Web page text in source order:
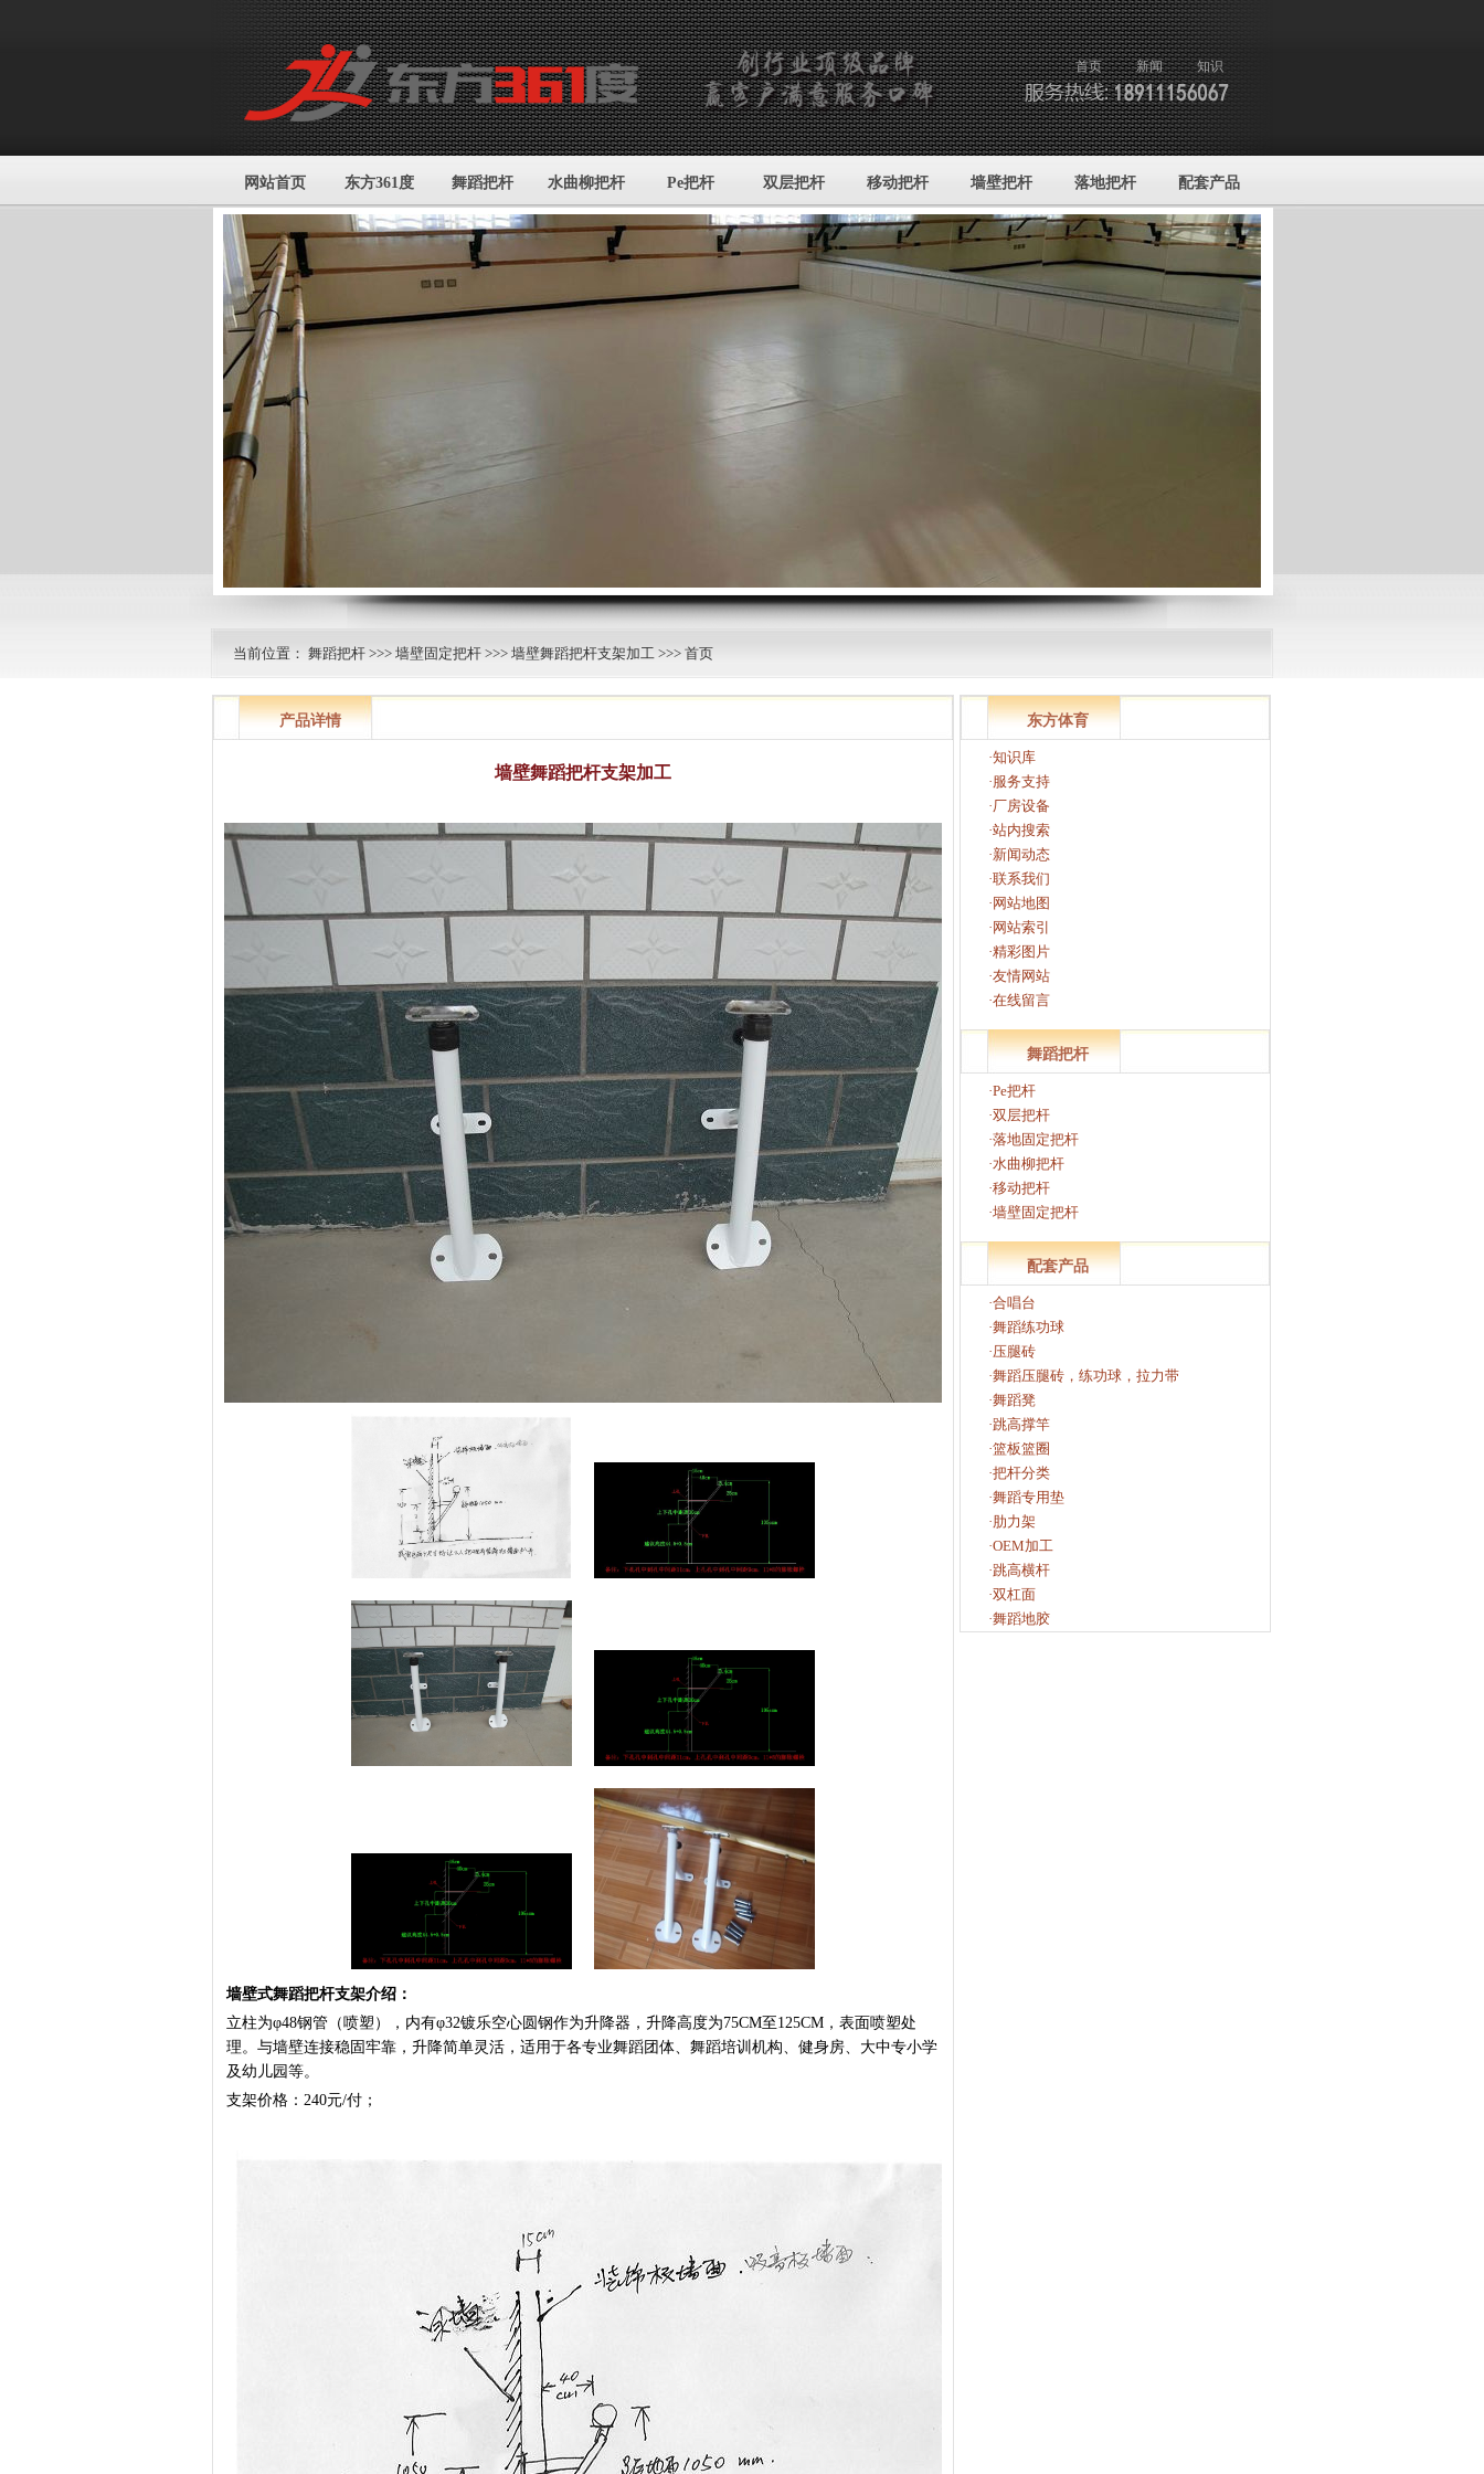
首页 新闻 知识
网站首页 东方361度 舞蹈把杆 水曲柳把杆 Pe把杆 双层把杆 移动把杆 墙壁把杆 落地把杆 配套产品
当前位置： 舞蹈把杆 >>> 墙壁固定把杆 >>> 墙壁舞蹈把杆支架加工 >>> 首页
产品详情
墙壁舞蹈把杆支架加工
墙壁式舞蹈把杆支架介绍：
立柱为φ48钢管（喷塑），内有φ32镀乐空心圆钢作为升降器，升降高度为75CM至125CM，表面喷塑处
理。与墙壁连接稳固牢靠，升降简单灵活，适用于各专业舞蹈团体、舞蹈培训机构、健身房、大中专小学
及幼儿园等。
支架价格：240元/付；
东方体育
·知识库
·服务支持
·厂房设备
·站内搜索
·新闻动态
·联系我们
·网站地图
·网站索引
·精彩图片
·友情网站
·在线留言
舞蹈把杆
·Pe把杆
·双层把杆
·落地固定把杆
·水曲柳把杆
·移动把杆
·墙壁固定把杆
配套产品
·合唱台
·舞蹈练功球
·压腿砖
·舞蹈压腿砖，练功球，拉力带
·舞蹈凳
·跳高撑竿
·篮板篮圈
·把杆分类
·舞蹈专用垫
·肋力架
·OEM加工
·跳高横杆
·双杠面
·舞蹈地胶